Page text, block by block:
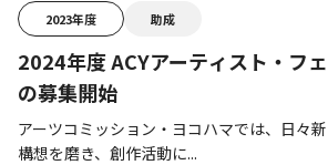
2023年度 助成
2024年度 ACYアーティスト・フ
の募集開始
アーツコミッション・ヨコハマでは、日々新
構想を磨き、創作活動に...